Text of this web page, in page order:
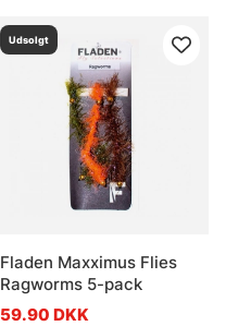
Udsolgt
Fladen Maxximus Flies
Ragworms 5-pack
59.90 DKK